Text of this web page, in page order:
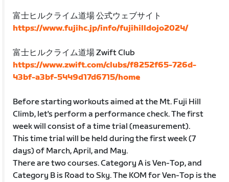
富士ヒルクライム道場 公式ウェブサイト
https://www.fujihc.jp/info/fujihilldojo2024/
富士ヒルクライム道場 Zwift Club
https://www.zwift.com/clubs/f8252f65-726d-
43bf-a3bf-5449d17d6715/home
Before starting workouts aimed at the Mt. Fuji Hill
Climb, let's perform a performance check. The first
week will consist of a time trial (measurement).
This time trial will be held during the first week (7
days) of March, April, and May.
There are two courses. Category A is Ven-Top, and
Category B is Road to Sky. The KOM for Ven-Top is the